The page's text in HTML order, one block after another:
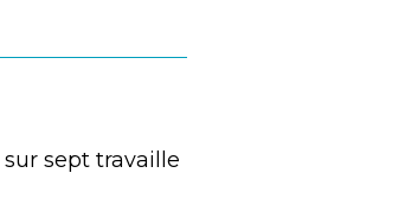
sur sept travaille